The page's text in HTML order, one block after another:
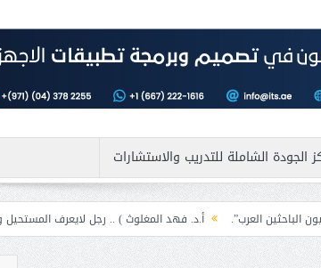
الجودة الشاملة للتدريب والاستشارات
أ.د. فهد المغلوث ) .. رجل لايعرف المستحيل ويعشق التحديات